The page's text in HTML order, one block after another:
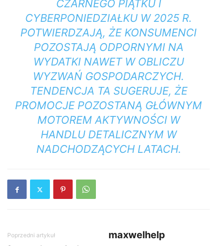
CZARNEGO PIĄTKU I
CYBERPONIEDZIAŁKU W 2025 R.
POTWIERDZAJĄ, ŻE KONSUMENCI
POZOSTAJĄ ODPORNYMI NA
WYDATKI NAWET W OBLICZU
WYZWAŃ GOSPODARCZYCH.
TENDENCJA TA SUGERUJE, ŻE
PROMOCJE POZOSTANĄ GŁÓWNYM
MOTOREM AKTYWNOŚCI W
HANDLU DETALICZNYM W
NADCHODZĄCYCH LATACH.
Poprzedni artykuł maxwelhelp